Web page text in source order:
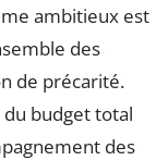
ambitieux est
des
de précarité.
du budget total
des